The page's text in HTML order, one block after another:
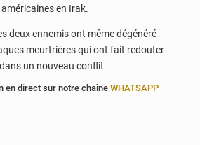
en Irak.
deux ennemis ont même dégénéré
meurtrières qui ont fait redouter
un nouveau conflit.
en direct sur notre chaîne WHATSAPP